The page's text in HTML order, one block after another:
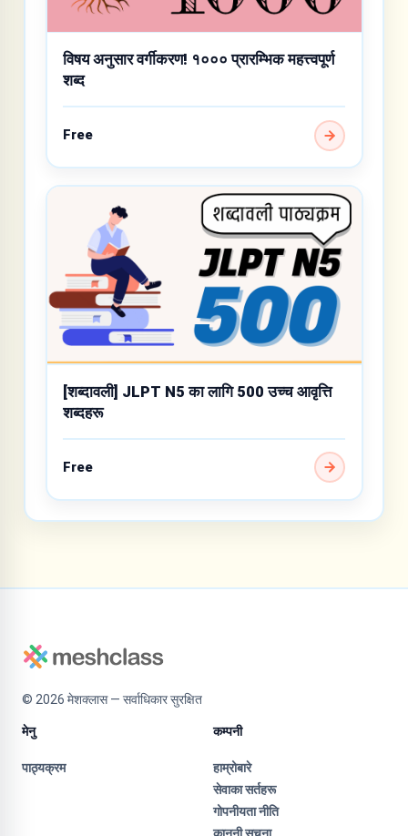
विषय अनुसार वर्गीकरण! १००० प्रारम्भिक महत्त्वपूर्ण
शब्द
Free
[शब्दावली] JLPT N5 का लागि 500 उच्च आवृत्ति
शब्दहरू
Free
© 2026 मेशक्लास — सर्वाधिकार सुरक्षित
मेनु
पाठ्यक्रम
कम्पनी
हाम्रोबारे
सेवाका सर्तहरू
गोपनीयता नीति
कानूनी सूचना